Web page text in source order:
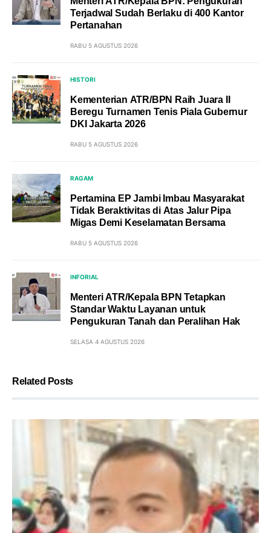
Terjadwal Sudah Berlaku di 400 Kantor
Pertanahan
RABU 5 AGUSTUS 2026
HISTORI
Kementerian ATR/BPN Raih Juara II
Beregu Turnamen Tenis Piala Gubernur
DKI Jakarta 2026
RABU 5 AGUSTUS 2026
RAGAM
Pertamina EP Jambi Imbau Masyarakat
Tidak Beraktivitas di Atas Jalur Pipa
Migas Demi Keselamatan Bersama
RABU 5 AGUSTUS 2026
INFORIAL
Menteri ATR/Kepala BPN Tetapkan
Standar Waktu Layanan untuk
Pengukuran Tanah dan Peralihan Hak
SELASA 4 AGUSTUS 2026
Related Posts